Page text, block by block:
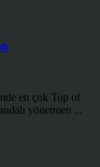
en çok Top of
yönetmen ...